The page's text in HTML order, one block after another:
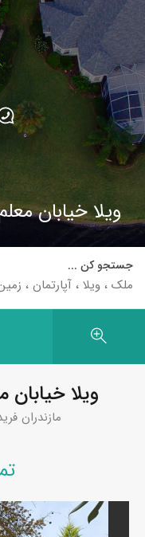
ویلا خیابان
جستجو کن ...
ویلا خیابان
مازندران